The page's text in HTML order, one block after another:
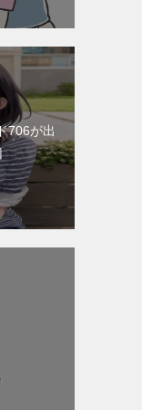
706が出